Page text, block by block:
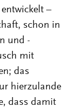
–
schon in
und -
mit
das
hierzulande
dass damit